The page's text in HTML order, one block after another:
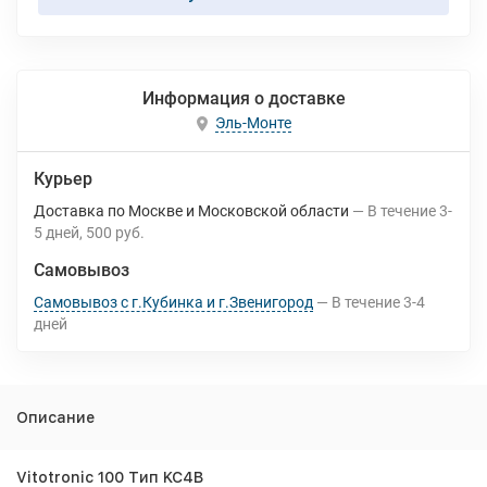
Информация о доставке
Эль-Монте
Курьер
Доставка по Москве и Московской области В течение3-
5 дней 500 руб.
Самовывоз
Самовывоз с г.Кубинка и г.Звенигород В течение3-4
дней
Описание
Vitotronic 100 Тип KC4B